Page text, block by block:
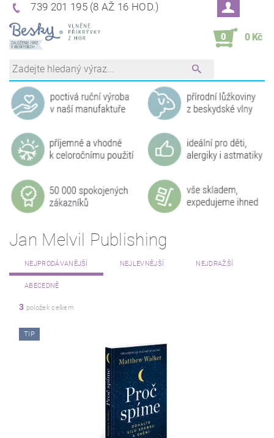
739 201 195 (8 AŽ 16 HOD.)
0 0 Kč
Jan Melvil Publishing
NEJPRODÁVANĚJŠÍ NEJLEVNĚJŠÍ NEJDRAŽŠÍ
ABECEDNĚ
3 položek celkem
TIP